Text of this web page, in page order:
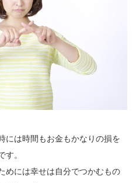
には時間もお金もかなりの損を
す。
めには幸せは自分でつかむもの